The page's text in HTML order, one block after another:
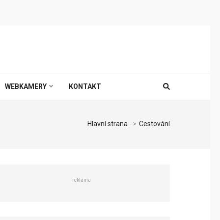
WEBKAMERY KONTAKT
Hlavní strana -> Cestování
reklama